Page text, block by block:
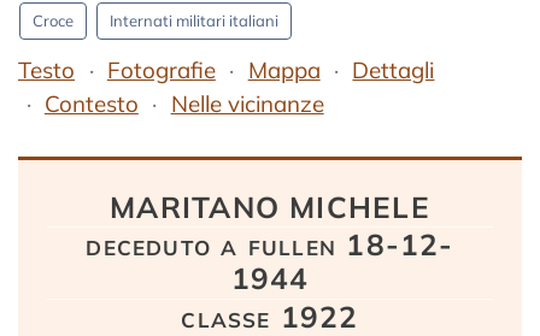
Croce Internati militari italiani
Testo Fotografie Mappa
Dettagli
Contesto
Nelle vicinanze
MARITANO MICHELE
deceduto a fullen 18-12-
1944
classe 1922